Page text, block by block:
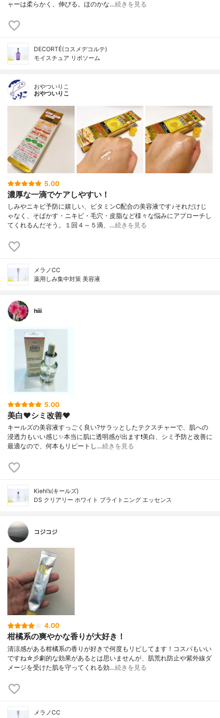
ャーは柔らかく、伸びる。ほのかな…続きを見る
DECORTÉ(コスメデコルテ)
モイスチュア リポソーム
おやついりこ
おやついりこ
5.00
濃厚な一滴でケアしやすい！
しみやニキビ予防に嬉しい、ビタミンC配合の美容液です♪それだけじ
ゃなく、そばかす・ニキビ・毛穴・皮脂など様々な悩みにアプローチし
てくれるんだそう。１回４～５滴、…続きを見る
メラノCC
薬用しみ集中対策 美容液
hiii
5.00
美白❤️シミ改善❤️
キールズの美容液すっごく良い?サラッとしたテクスチャーで、肌への
浸透力もいい感じ✨本当に肌に透明感が出ます❗️美白、シミ予防と改善に
最適なので、何本もリピートし…続きを見る
Kiehl’s(キールズ)
DS クリアリー ホワイト ブライトニング エッセンス
コジコジ
4.00
柑橘系の爽やかな香りが大好き！
清涼感がある柑橘系の香りが好きで何度もリピしてます！コスパもいい
ですね☆彡劇的な効果があるとは思いませんが、肌荒れ防止や紫外線ダ
メージを受けた肌を守ってくれる効…続きを見る
メラノCC